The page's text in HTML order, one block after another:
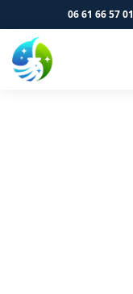
06 61 66 57 01